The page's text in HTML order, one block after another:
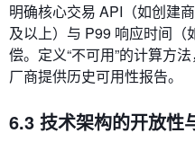
明确核心交易 API（如创建
及以上）与 P99 响应时间（
偿。定义“不可用”的计算方
厂商提供历史可用性报告。
6.3 技术架构的开放性